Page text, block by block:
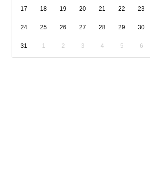
17 18 19 20 21 22 23
24 25 26 27 28 29 30
31 1 2 3 4 5 6